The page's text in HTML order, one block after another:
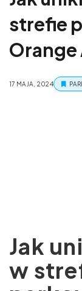
strefie
Orange
17 MAJA, 2024
Jak
w